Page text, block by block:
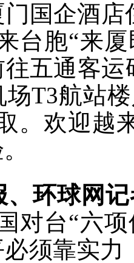
国企酒
台胞“来
五通客
T3航站
。欢迎越
、环球网
对台“六
须靠实